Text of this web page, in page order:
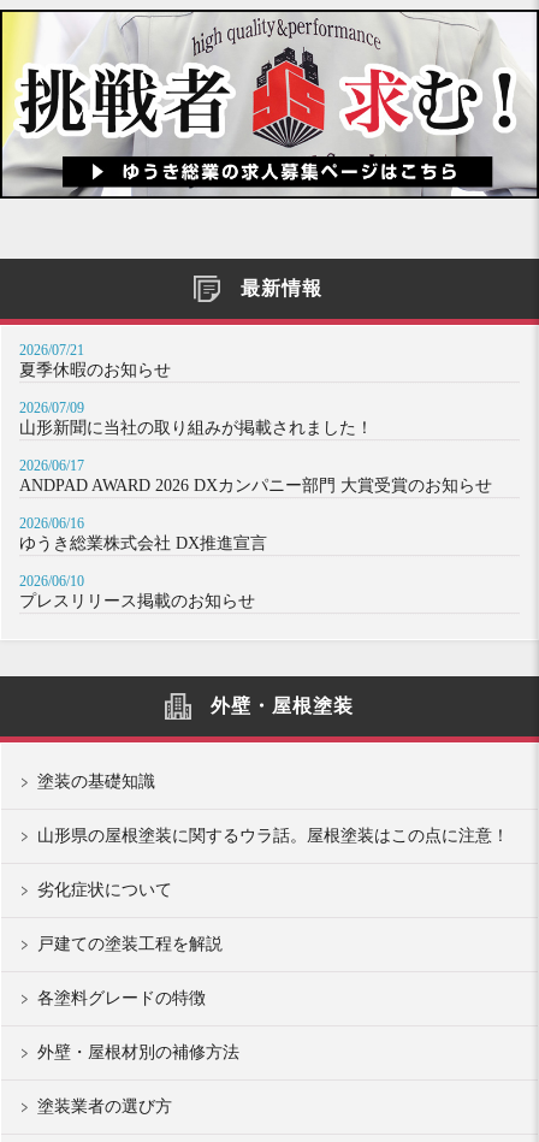
最新情報
2026/07/21
夏季休暇のお知らせ
2026/07/09
山形新聞に当社の取り組みが掲載されました！
2026/06/17
ANDPAD AWARD 2026 DXカンパニー部門 大賞受賞のお知らせ
2026/06/16
ゆうき総業株式会社 DX推進宣言
2026/06/10
プレスリリース掲載のお知らせ
外壁・屋根塗装
塗装の基礎知識
山形県の屋根塗装に関するウラ話。屋根塗装はこの点に注意！
劣化症状について
戸建ての塗装工程を解説
各塗料グレードの特徴
外壁・屋根材別の補修方法
塗装業者の選び方